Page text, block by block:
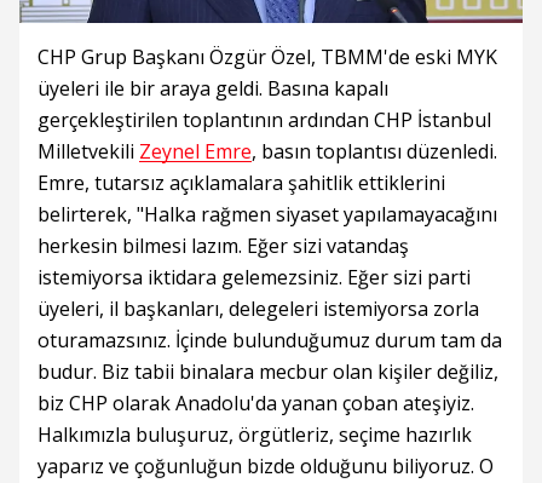
CHP Grup Başkanı Özgür Özel, TBMM'de eski MYK
üyeleri ile bir araya geldi. Basına kapalı
gerçekleştirilen toplantının ardından CHP İstanbul
Milletvekili Zeynel Emre, basın toplantısı düzenledi.
Emre, tutarsız açıklamalara şahitlik ettiklerini
belirterek, "Halka rağmen siyaset yapılamayacağını
herkesin bilmesi lazım. Eğer sizi vatandaş
istemiyorsa iktidara gelemezsiniz. Eğer sizi parti
üyeleri, il başkanları, delegeleri istemiyorsa zorla
oturamazsınız. İçinde bulunduğumuz durum tam da
budur. Biz tabii binalara mecbur olan kişiler değiliz,
biz CHP olarak Anadolu'da yanan çoban ateşiyiz.
Halkımızla buluşuruz, örgütleriz, seçime hazırlık
yaparız ve çoğunluğun bizde olduğunu biliyoruz. O